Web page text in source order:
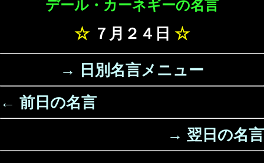
デール・カーネギーの名言
☆ ７月２４日 ☆
→ 日別名言メニュー
← 前日の名言
→ 翌日の名言